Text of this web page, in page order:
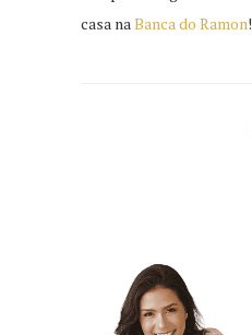
casa naBanca do Ramon!